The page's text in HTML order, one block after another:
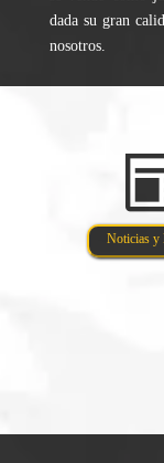
dada su gran
nosotros.
Noticias y